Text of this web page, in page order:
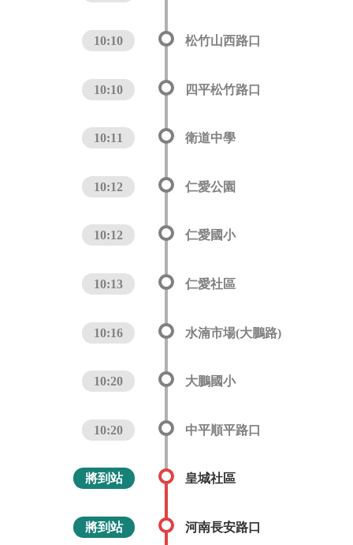
10:10 松竹山西路口
10:10 四平松竹路口
10:11 衛道中學
10:12 仁愛公園
10:12 仁愛國小
10:13 仁愛社區
10:16 水湳市場(大鵬路)
10:20 大鵬國小
10:20 中平順平路口
將到站 皇城社區
將到站 河南長安路口